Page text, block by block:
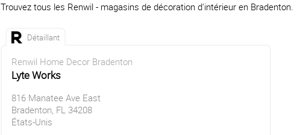
Trouvez tous les Renwil - magasins de décoration d'intérieur en Bradenton.
Détaillant
Renwil Home Decor Bradenton
Lyte Works
816 Manatee Ave East
Bradenton, FL 34208
États-Unis